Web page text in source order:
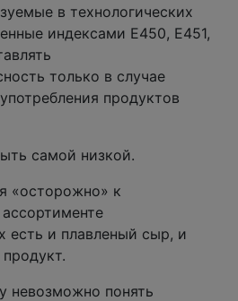
в технологических
индексами Е450, Е451,
только в случае
продуктов
самой низкой.
«осторожно» к
есть и плавленый сыр, и
невозможно понять